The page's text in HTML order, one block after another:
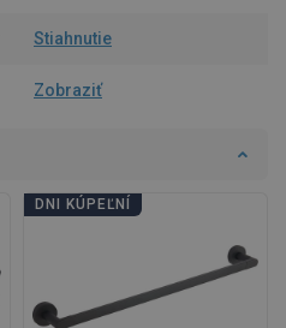
Stiahnutie
Zobraziť
DNI KÚPEĽNÍ